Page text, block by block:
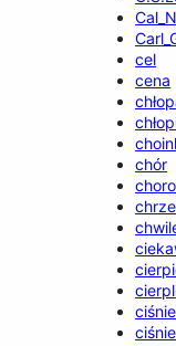
cel
cena
chór